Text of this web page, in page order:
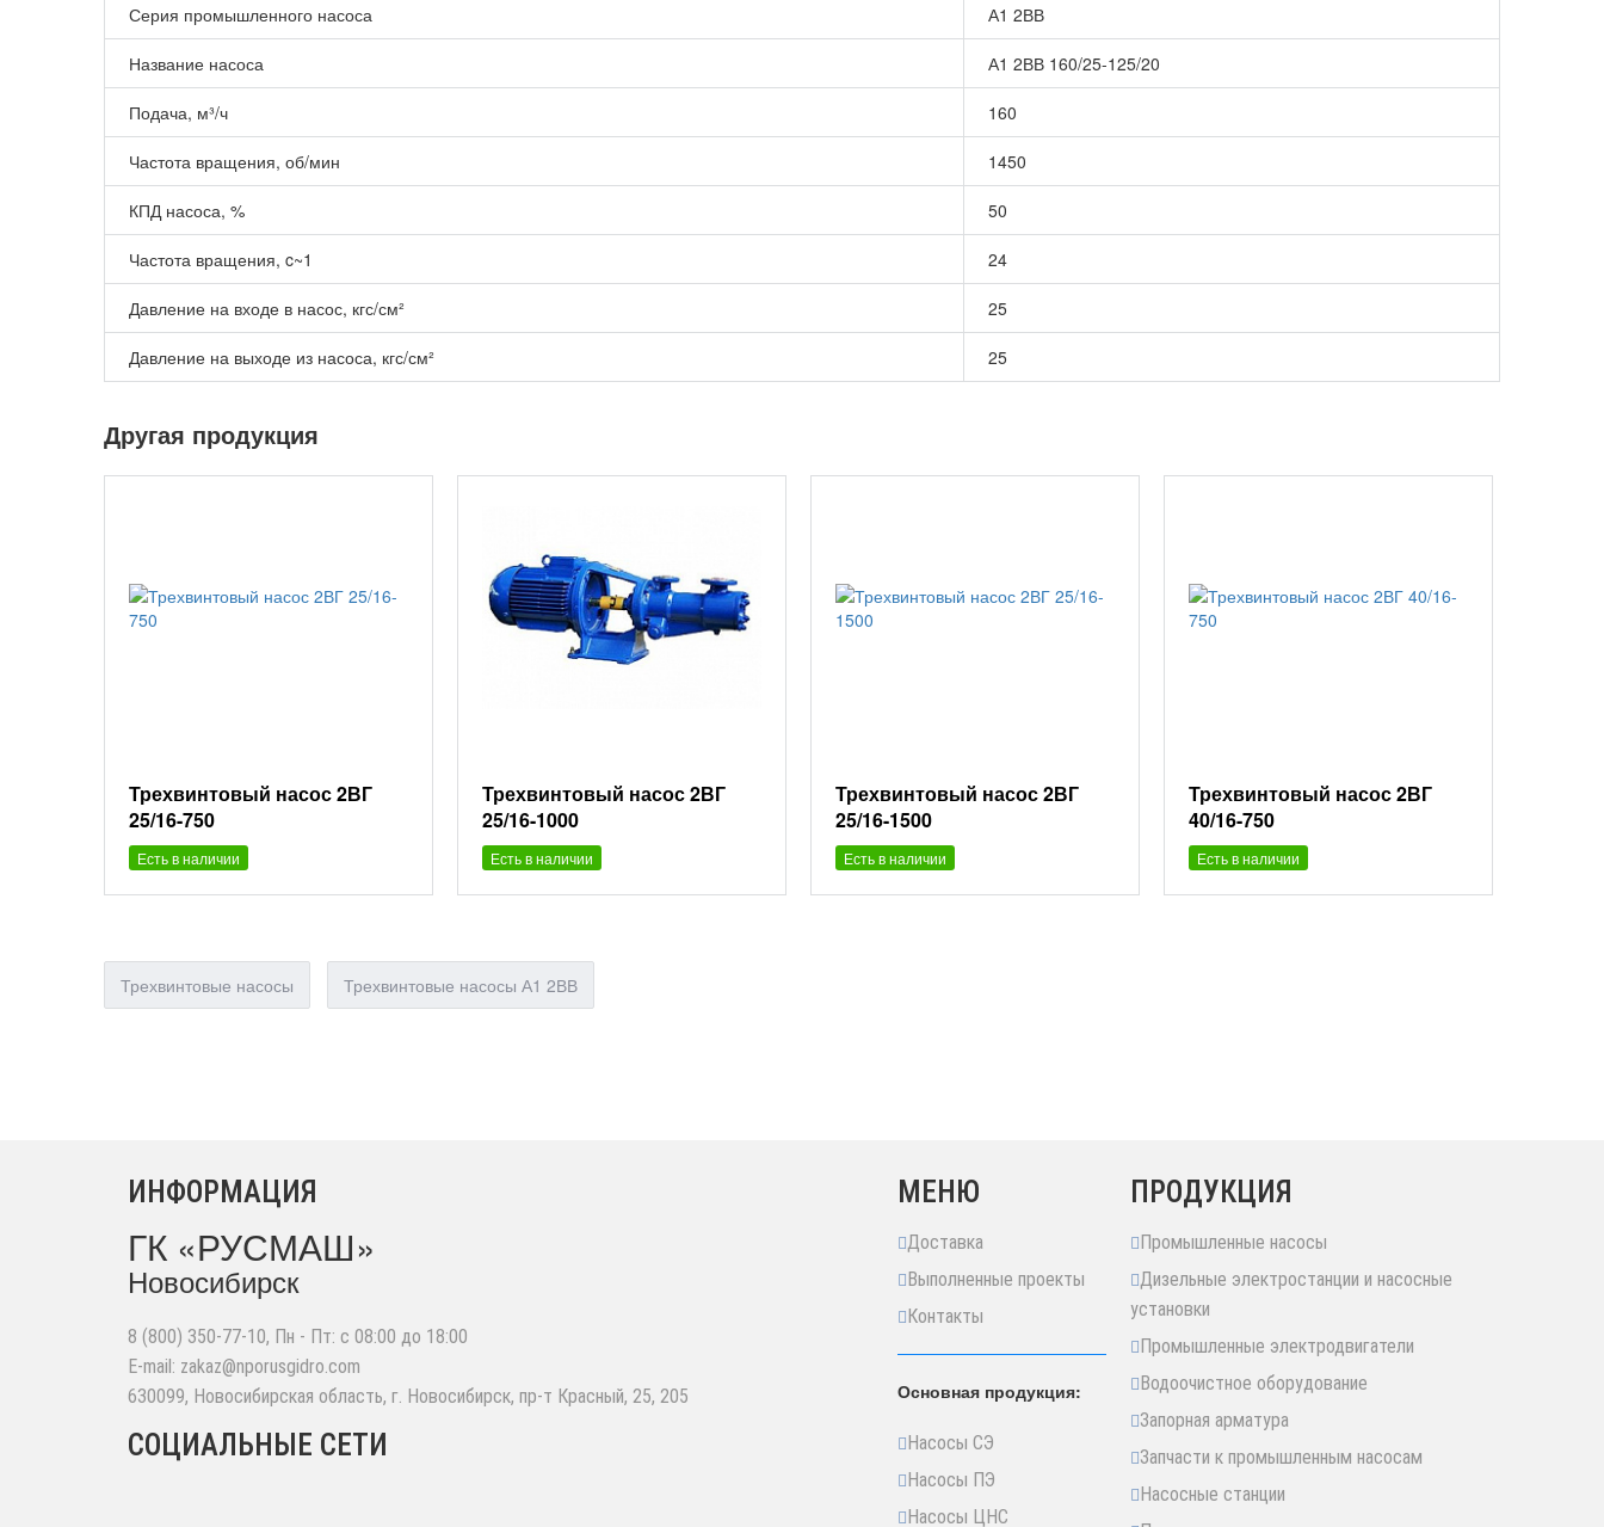
Серия промышленного насоса А1 2ВВ
Название насоса А1 2ВВ 160/25-125/20
Подача, м³/ч 160
Частота вращения, об/мин 1450
КПД насоса, % 50
Частота вращения, c~1 24
Давление на входе в насос, кгс/см² 25
Давление на выходе из насоса, кгс/см² 25
Другая продукция
Трехвинтовый насос 2ВГ
25/16-750
Есть в наличии
Трехвинтовый насос 2ВГ
25/16-1000
Есть в наличии
Трехвинтовый насос 2ВГ
25/16-1500
Есть в наличии
Трехвинтовый насос 2ВГ
40/16-750
Есть в наличии
Трехвинтовые насосы Трехвинтовые насосы А1 2ВВ
ИНФОРМАЦИЯ
ГК «РУСМАШ»
Новосибирск
8 (800) 350-77-10, Пн - Пт: с 08:00 до 18:00
E-mail: zakaz@nporusgidro.com
630099, Новосибирская область, г. Новосибирск, пр-т Красный, 25, 205
СОЦИАЛЬНЫЕ СЕТИ
МЕНЮ
Доставка
Выполненные проекты
Контакты
Основная продукция:
Насосы СЭ
Насосы ПЭ
Насосы ЦНС
ПРОДУКЦИЯ
Промышленные насосы
Дизельные электростанции и насосные
установки
Промышленные электродвигатели
Водоочистное оборудование
Запорная арматура
Запчасти к промышленным насосам
Насосные станции